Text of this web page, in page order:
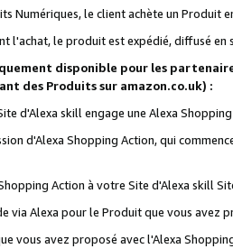
Numériques, le client achète un Produit
l'achat, le produit est expédié, diffusé
disponible pour les
des Produits sur amazon.co.uk) :
d'Alexa skill engage une Alexa
d'Alexa Shopping Action, qui
Action à votre Site d'Alexa skill
via Alexa pour le Produit que vous avez
vous avez proposé avec l'Alexa